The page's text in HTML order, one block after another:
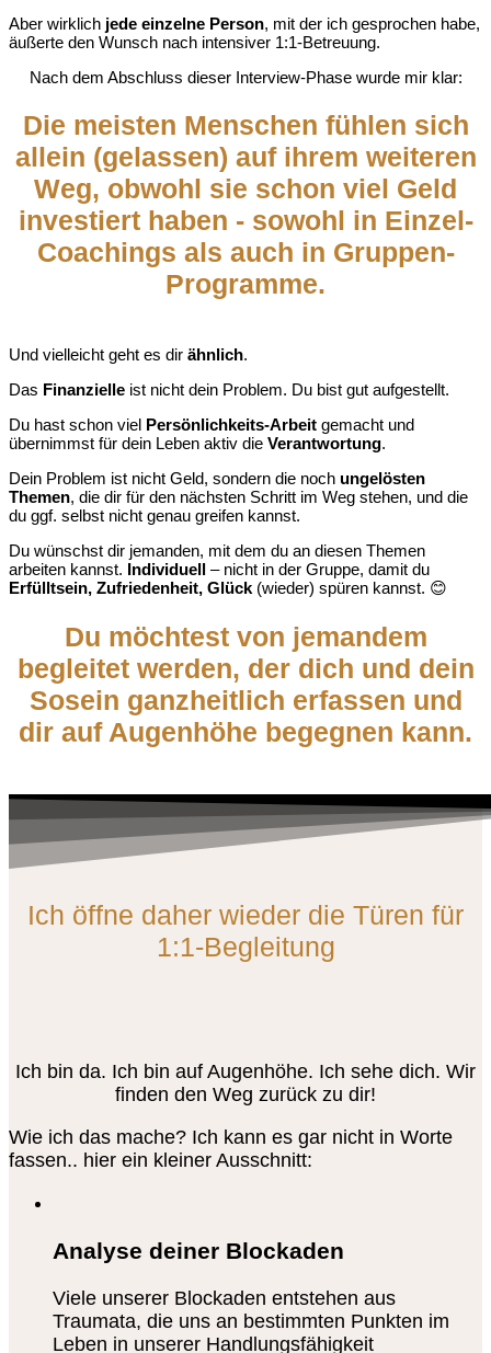
Aber wirklich jede einzelne Person, mit der ich gesprochen habe,
äußerte den Wunsch nach intensiver 1:1-Betreuung.
Nach dem Abschluss dieser Interview-Phase wurde mir klar:
Die meisten Menschen fühlen sich
allein (gelassen) auf ihrem weiteren
Weg, obwohl sie schon viel Geld
investiert haben - sowohl in Einzel-
Coachings als auch in Gruppen-
Programme.
Und vielleicht geht es dir ähnlich.
Das Finanzielle ist nicht dein Problem. Du bist gut aufgestellt.
Du hast schon viel Persönlichkeits-Arbeit gemacht und
übernimmst für dein Leben aktiv die Verantwortung.
Dein Problem ist nicht Geld, sondern die noch ungelösten
Themen, die dir für den nächsten Schritt im Weg stehen, und die
du ggf. selbst nicht genau greifen kannst.
Du wünschst dir jemanden, mit dem du an diesen Themen
arbeiten kannst. Individuell – nicht in der Gruppe, damit du
Erfülltsein, Zufriedenheit, Glück(wieder) spüren kannst. 😊
Du möchtest von jemandem
begleitet werden, der dich und dein
Sosein ganzheitlich erfassen und
dir auf Augenhöhe begegnen kann.
Ich öffne daher wieder die Türen für
1:1-Begleitung
Ich bin da. Ich bin auf Augenhöhe. Ich sehe dich. Wir
finden den Weg zurück zu dir!
Wie ich das mache? Ich kann es gar nicht in Worte
fassen.. hier ein kleiner Ausschnitt:
Analyse deiner Blockaden
Viele unserer Blockaden entstehen aus
Traumata, die uns an bestimmten Punkten im
Leben in unserer Handlungsfähigkeit